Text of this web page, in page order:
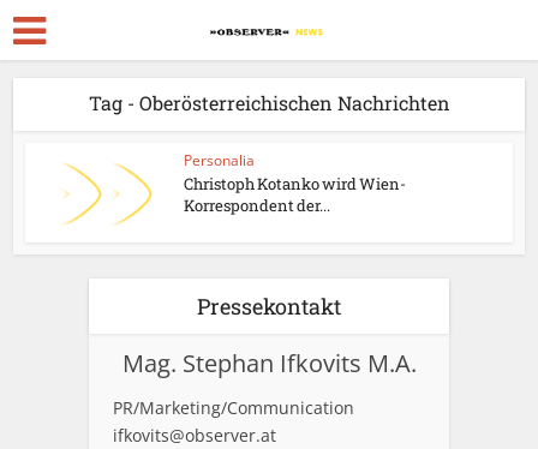
Tag - Oberösterreichischen Nachrichten
Personalia
Christoph Kotanko wird Wien-
Korrespondent der...
Pressekontakt
Mag. Stephan Ifkovits M.A.
PR/Marketing/Communication
ifkovits@observer.at